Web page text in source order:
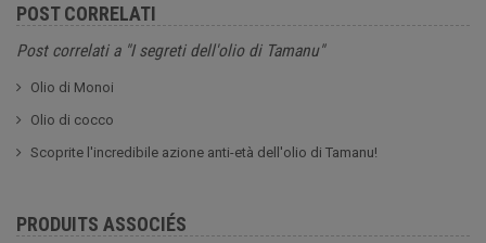
POST CORRELATI
Post correlati a "I segreti dell'olio di Tamanu"
Olio di Monoi
Olio di cocco
Scoprite l'incredibile azione anti-età dell'olio di Tamanu!
PRODUITS ASSOCIÉS